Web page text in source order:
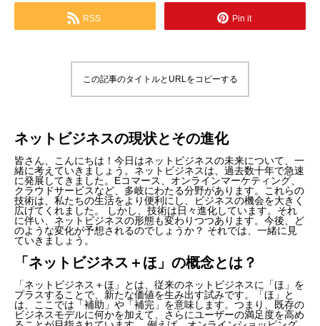
RSS Pin it
この記事のタイトルとURLをコピーする
ネットビジネスの現状とその進化
皆さん、こんにちは！今日はネットビジネスの未来について、一
緒に考えていきましょう。ネットビジネスは、過去数十年で急速
に発展してきました。Eコマース、オンラインマーケティング、
クラウドサービスなど、多岐にわたる分野があります。これらの
技術は、私たちの生活をより便利にし、ビジネスの機会を大きく
広げてくれました。 しかし、技術は日々進化しています。それ
に伴い、ネットビジネスの形態も変わりつつあります。今後、ど
のような変化が予想されるのでしょうか？ それでは、一緒に見
ていきましょう。
「ネットビジネス＋ほ」の概念とは？
「ネットビジネス＋ほ」とは、従来のネットビジネスに「ほ」を
プラスすることで、新たな価値を生み出す試みです。「ほ」と
は、ここでは「補助」や「補完」を意味します。つまり、既存の
ビジネスモデルに何かを加えて、さらにユーザーの満足度を高め